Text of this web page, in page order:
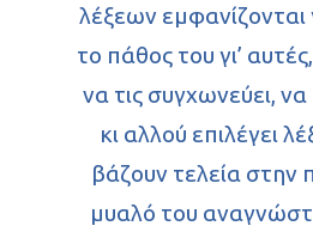
λέξεων εμφανίζονται
το πάθος του γι’
να τις συγχωνεύει,
κι αλλού επιλέγει
βάζουν τελεία στην
μυαλό του